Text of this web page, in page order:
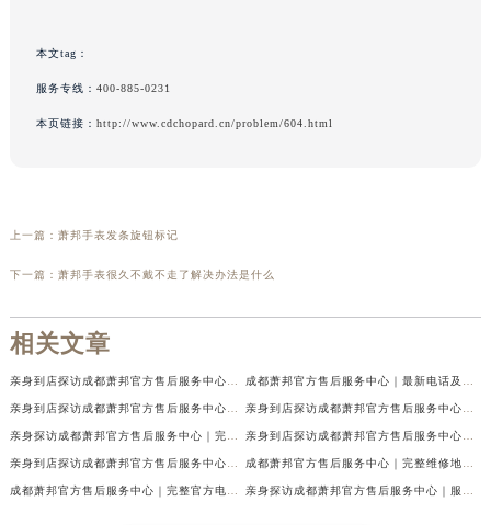
本文tag：
服务专线： 400-885-0231
本页链接： http://www.cdchopard.cn/problem/604.html
上一篇： 萧邦手表发条旋钮标记
下一篇： 萧邦手表很久不戴不走了解决办法是什么
相关文章